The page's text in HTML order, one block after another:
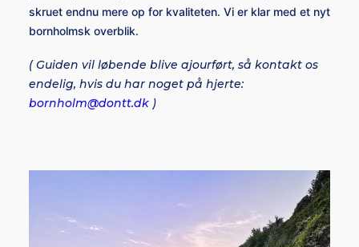
skruet endnu mere op for kvaliteten. Vi er klar med et nyt
bornholmsk overblik.
( Guiden vil løbende blive ajourført, så kontakt os
endelig, hvis du har noget på hjerte:
bornholm@dontt.dk )